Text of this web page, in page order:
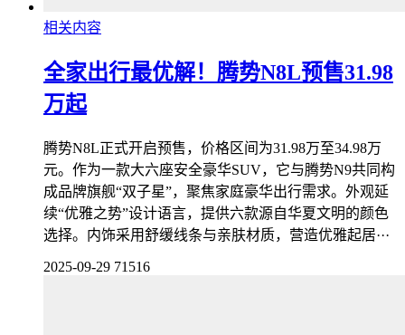
相关内容
全家出行最优解！腾势N8L预售31.98
万起
腾势N8L正式开启预售，价格区间为31.98万至34.98万
元。作为一款大六座安全豪华SUV，它与腾势N9共同构
成品牌旗舰“双子星”，聚焦家庭豪华出行需求。外观延
续“优雅之势”设计语言，提供六款源自华夏文明的颜色
选择。内饰采用舒缓线条与亲肤材质，营造优雅起居···
2025-09-29 71516